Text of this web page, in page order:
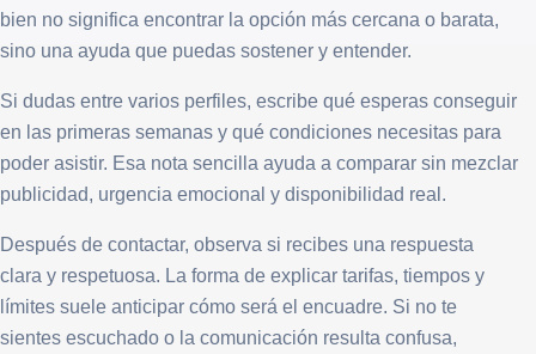
bien no significa encontrar la opción más cercana o barata,
sino una ayuda que puedas sostener y entender.
Si dudas entre varios perfiles, escribe qué esperas conseguir
en las primeras semanas y qué condiciones necesitas para
poder asistir. Esa nota sencilla ayuda a comparar sin mezclar
publicidad, urgencia emocional y disponibilidad real.
Después de contactar, observa si recibes una respuesta
clara y respetuosa. La forma de explicar tarifas, tiempos y
límites suele anticipar cómo será el encuadre. Si no te
sientes escuchado o la comunicación resulta confusa,